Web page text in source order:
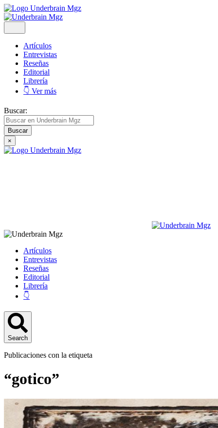
Artículos
Entrevistas
Reseñas
Editorial
Librería
👇 Ver más
Buscar:
×
Artículos
Entrevistas
Reseñas
Editorial
Librería
👇
Search
Publicaciones con la etiqueta
“gotico”